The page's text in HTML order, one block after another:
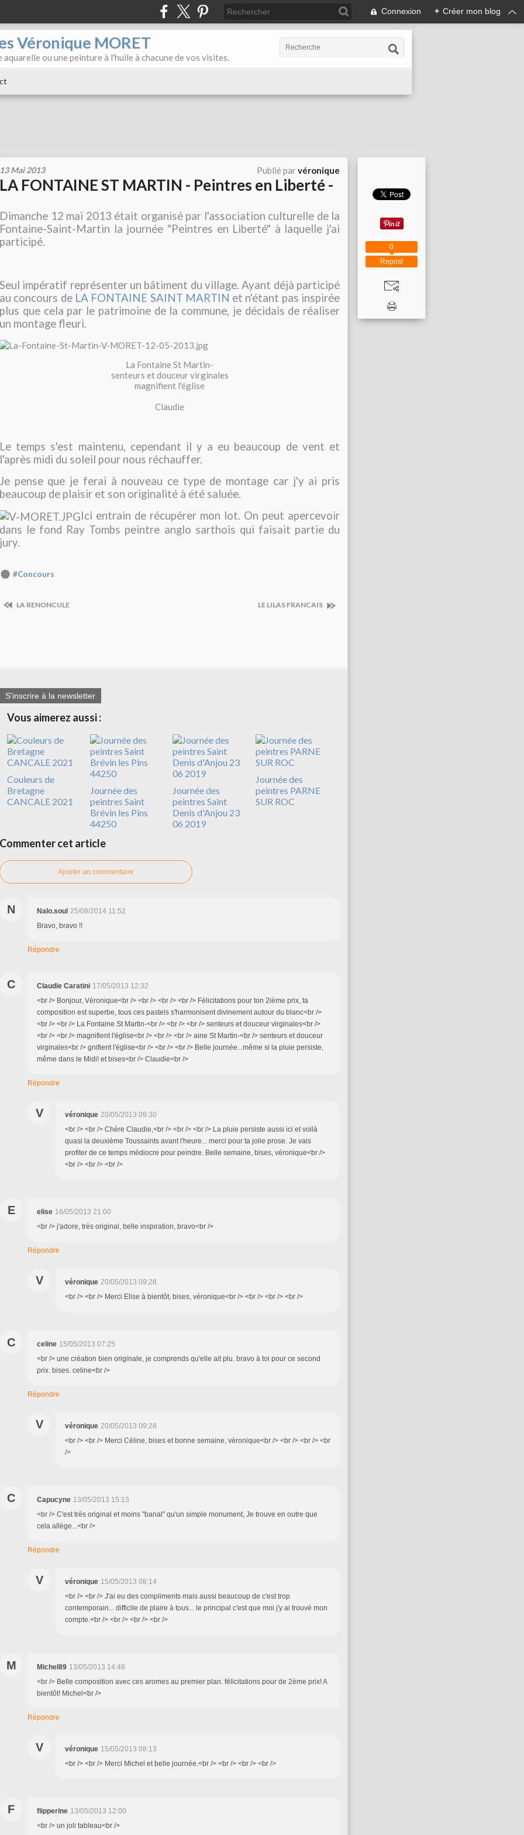
Connexion + Créer mon blog
Véronique MORET
ou une peinture à l'huile à chacune de vos visites.
13 Mai 2013 Publié parvéronique
LA FONTAINE ST MARTIN - Peintres en Liberté -
Dimanche 12 mai 2013 était organisé par l'association culturelle de la
Fontaine-Saint-Martin la journée "Peintres en Liberté" à laquelle j'ai
participé.
Seul impératif représenter un bâtiment du village. Ayant déjà participé
au concours de LA FONTAINE SAINT MARTIN et n'étant pas inspirée
plus que cela par le patrimoine de la commune, je décidais de réaliser
un montage fleuri.
La Fontaine St Martin-
senteurs et douceur virginales
magnifient l'église
Claudie
Le temps s'est maintenu, cependant il y a eu beaucoup de vent et
l'après midi du soleil pour nous réchauffer.
Je pense que je ferai à nouveau ce type de montage car j'y ai pris
beaucoup de plaisir et son originalité à été saluée.
Ici entrain de récupérer mon lot. On peut apercevoir
dans le fond Ray Tombs peintre anglo sarthois qui faisait partie du
jury.
#Concours
LA RENONCULE LE LILAS FRANCAIS
S'inscrire à la newsletter
Vous aimerez aussi :
Couleurs de
Bretagne
CANCALE 2021
Journée des
peintres Saint
Brévin les Pins
44250
Journée des
peintres Saint
Denis d'Anjou 23
06 2019
Journée des
peintres PARNE
SUR ROC
Commenter cet article
Ajouter un commentaire
N Nalo.soul 25/08/2014 11:52
Bravo, bravo !!
Répondre
C Claudie Caratini 17/05/2013 12:32
<br /> Bonjour, Véronique<br /> <br /> <br /> <br /> Félicitations pour ton 2ième prix, ta
composition est superbe, tous ces pastels s'harmonisent divinement autour du blanc<br />
<br /> <br /> La Fontaine St Martin-<br /> <br /> <br /> senteurs et douceur virginales<br />
<br /> <br /> magnifient l'église<br /> <br /> <br /> aine St Martin-<br /> senteurs et douceur
virginales<br /> gnifient l'église<br /> <br /> <br /> Belle journée...même si la pluie persiste,
même dans le Midi! et bises<br /> Claudie<br />
Répondre
V véronique 20/05/2013 09:30
<br /> <br /> Chère Claudie,<br /> <br /> <br /> La pluie persiste aussi ici et voilà
quasi la deuxième Toussaints avant l'heure... merci pour ta jolie prose. Je vais
profiter de ce temps médiocre pour peindre. Belle semaine, bises, véronique<br />
<br /> <br /> <br />
E elise 16/05/2013 21:00
<br /> j'adore, très original, belle inspiration, bravo<br />
Répondre
V véronique 20/05/2013 09:28
<br /> <br /> Merci Elise à bientôt, bises, véronique<br /> <br /> <br /> <br />
C celine 15/05/2013 07:25
<br /> une création bien originale, je comprends qu'elle ait plu. bravo à toi pour ce second
prix. bises. celine<br />
Répondre
V véronique 20/05/2013 09:28
<br /> <br /> Merci Céline, bises et bonne semaine, véronique<br /> <br /> <br /> <br
/>
C Capucyne 13/05/2013 15:13
<br /> C'est très original et moins "banal" qu'un simple monument, Je trouve en outre que
cela allège...<br />
Répondre
V véronique 15/05/2013 08:14
<br /> <br /> J'ai eu des compliments mais aussi beaucoup de c'est trop
contemporain... difficile de plaire à tous... le principal c'est que moi j'y ai trouvé mon
compte.<br /> <br /> <br /> <br />
M Michel89 13/05/2013 14:48
<br /> Belle composition avec ces aromes au premier plan. félicitations pour de 2ème prix! A
bientôt! Michel<br />
Répondre
V véronique 15/05/2013 08:13
<br /> <br /> Merci Michel et belle journée.<br /> <br /> <br /> <br />
F flipperine 13/05/2013 12:00
<br /> un joli tableau<br />
Repost
0